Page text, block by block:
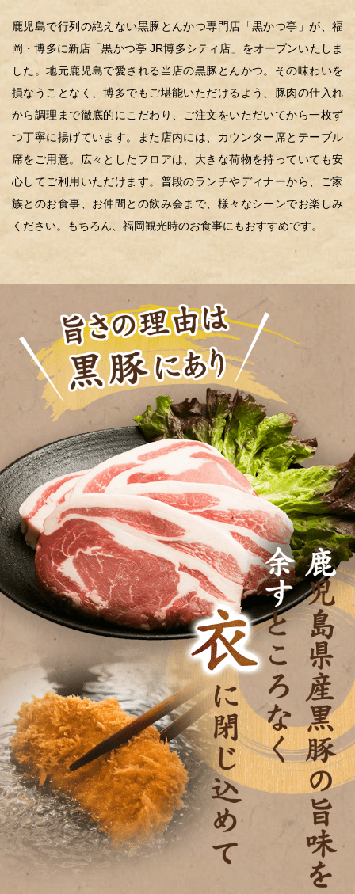
鹿児島で行列の絶えない黒豚とんかつ専門店「黒かつ亭」が、福
岡・博多に新店「黒かつ亭 JR博多シティ店」をオープンいたしま
した。地元鹿児島で愛される当店の黒豚とんかつ。その味わいを
損なうことなく、博多でもご堪能いただけるよう、豚肉の仕入れ
から調理まで徹底的にこだわり、ご注文をいただいてから一枚ず
つ丁寧に揚げています。また店内には、カウンター席とテーブル
席をご用意。広々としたフロアは、大きな荷物を持っていても安
心してご利用いただけます。普段のランチやディナーから、ご家
族とのお食事、お仲間との飲み会まで、様々なシーンでお楽しみ
ください。もちろん、福岡観光時のお食事にもおすすめです。